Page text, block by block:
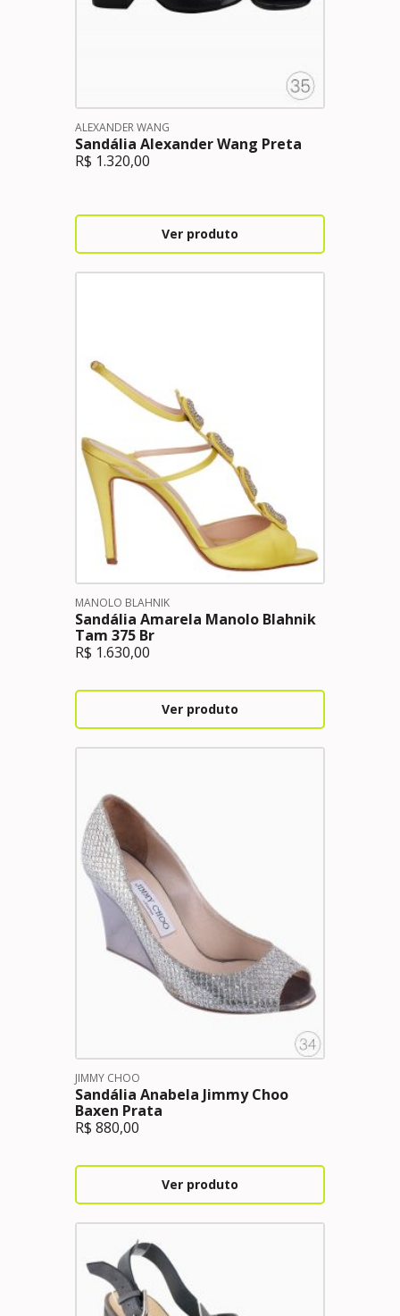
ALEXANDER WANG
Sandália Alexander Wang Preta
R$ 1.320,00
Ver produto
MANOLO BLAHNIK
Sandália Amarela Manolo Blahnik
Tam 375 Br
R$ 1.630,00
Ver produto
JIMMY CHOO
Sandália Anabela Jimmy Choo
Baxen Prata
R$ 880,00
Ver produto